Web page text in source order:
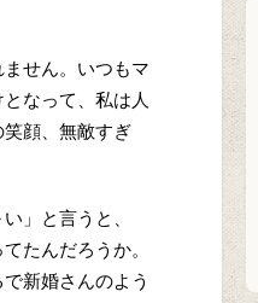
せん。いつもマ
なって、私は人
顔、無敵すぎ
」と言うと、
たんだろうか。
新婚さんのよう